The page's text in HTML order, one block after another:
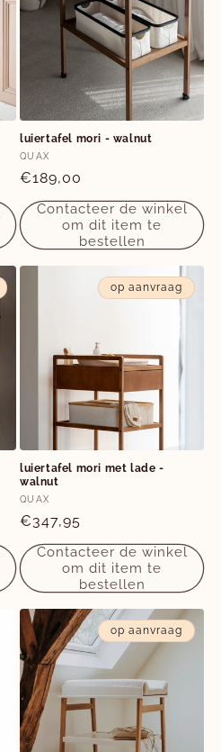
luiertafel mori - walnut
Verkoper:
QUAX
Normale
prijs
€189,00
Contacteer de winkel
om dit item te
bestellen
op aanvraag
luiertafel mori met lade -
walnut
Verkoper:
QUAX
Normale
prijs
€347,95
Contacteer de winkel
om dit item te
bestellen
op aanvraag